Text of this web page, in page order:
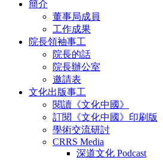
簡介
董事局成員
工作成果
院長領袖事工
院長的話
院長辦公室
邀請表
文化出版事工
閱讀《文化中國》
訂閱《文化中國》印刷版
學術交流研討
CRRS Media
深道文化 Podcast